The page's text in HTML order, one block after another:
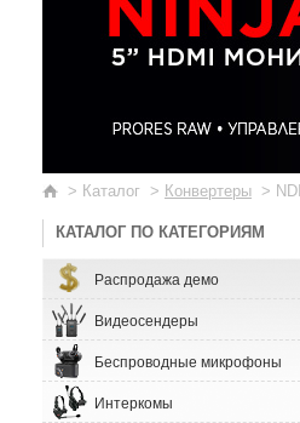
> Каталог > Конвертеры > NDI
КАТАЛОГ ПО КАТЕГОРИЯМ
Распродажа демо
Видеосендеры
Беспроводные микрофоны
Интеркомы